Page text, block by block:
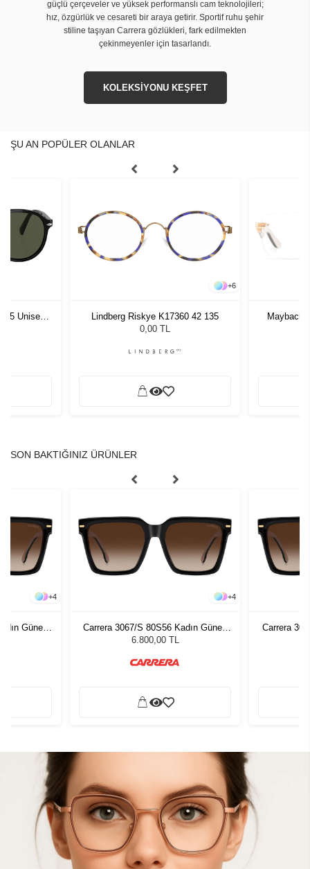
güçlü çerçeveler ve yüksek performanslı cam teknolojileri;
hız, özgürlük ve cesareti bir araya getirir. Sportif ruhu şehir
stiline taşıyan Carrera gözlükleri, fark edilmekten
çekinmeyenler için tasarlandı.
KOLEKSİYONU KEŞFET
ŞU AN POPÜLER OLANLAR
55 Unisex
+6
Lindberg Riskye K17360 42 135
0,00 TL
Maybach
SON BAKTIĞINIZ ÜRÜNLER
+4
Güneş
+4
Carrera 3067/S 80S56 Kadın Güneş
Gözlüğü
6.800,00 TL
Carrera